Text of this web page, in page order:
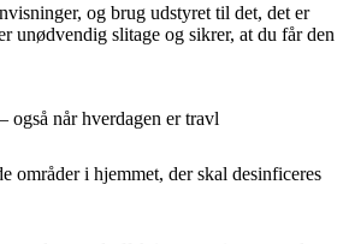
og brug udstyret til det, det er
unødvendig slitage og sikrer, at du får den
også når hverdagen er travl
områder i hjemmet, der skal desinficeres